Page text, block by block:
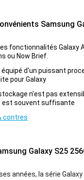
Samsung
fonctionnalités Galaxy
ou Now Brief.
d'un puissant
pour Galaxy
n'est pas
est souvent suffisante
contres
Galaxy S25
années, la série